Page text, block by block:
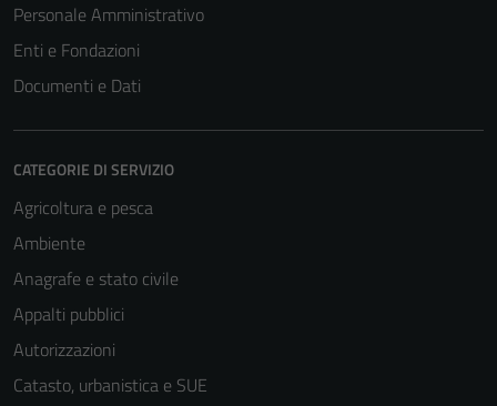
Personale Amministrativo
Enti e Fondazioni
Documenti e Dati
CATEGORIE DI SERVIZIO
Agricoltura e pesca
Ambiente
Anagrafe e stato civile
Appalti pubblici
Autorizzazioni
Catasto, urbanistica e SUE